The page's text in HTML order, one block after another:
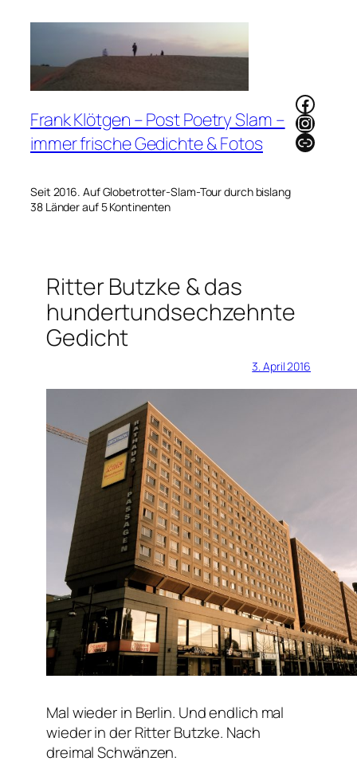
Frank Klötgen – Post Poetry Slam –
immer frische Gedichte & Fotos
Seit 2016. Auf Globetrotter-Slam-Tour durch bislang
38 Länder auf 5 Kontinenten
Link
Ritter Butzke & das
hundertundsechzehnte
Gedicht
3. April 2016
Mal wieder in Berlin. Und endlich mal
wieder in der Ritter Butzke. Nach
dreimal Schwänzen.